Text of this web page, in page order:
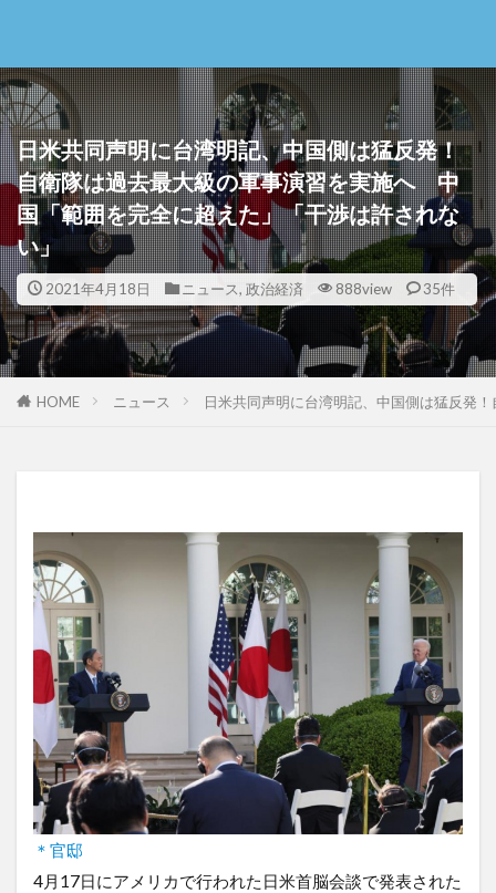
日米共同声明に台湾明記、中国側は猛反発！
自衛隊は過去最大級の軍事演習を実施へ 中
国「範囲を完全に超えた」「干渉は許されな
い」
2021年4月18日 ニュース, 政治経済 888view 35件
HOME ニュース 日米共同声明に台湾明記、中国側は猛反発
＊官邸
4月17日にアメリカで行われた日米首脳会談で発表された